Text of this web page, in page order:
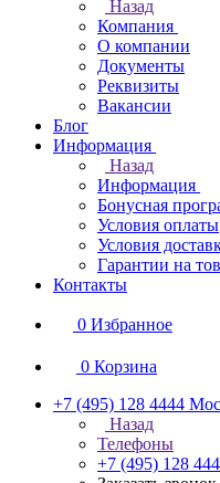
Назад
Компания
О компании
Документы
Реквизиты
Вакансии
Блог
Информация
Назад
Информация
Бонусная
Условия оплаты
Условия
Гарантии на
Контакты
0 Избранное
0 Корзина
+7 (495) 128 4444
Назад
Телефоны
+7 (495) 128